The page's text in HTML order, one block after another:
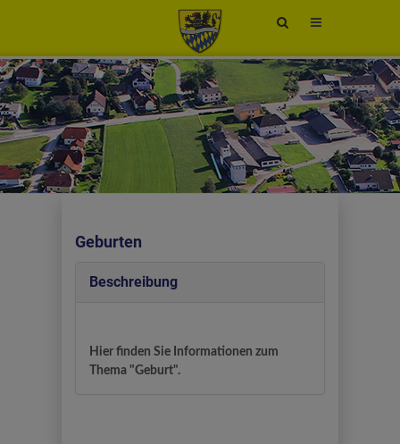
Site
toggle
Geburten
Beschreibung
Hier finden Sie Informationen zum
Thema "Geburt".